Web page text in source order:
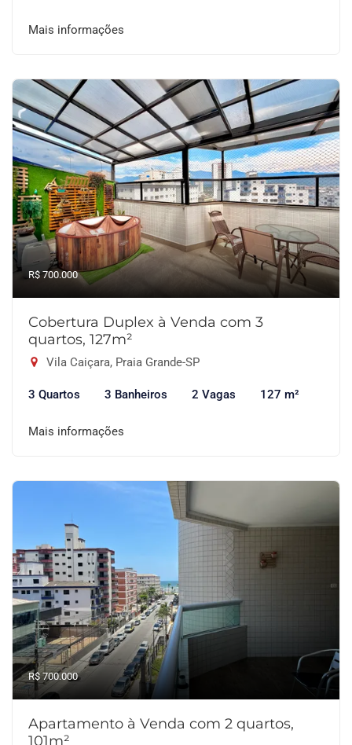
Mais informações
R$ 700.000
Cobertura Duplex à Venda com 3
quartos, 127m²
Vila Caiçara, Praia Grande-SP
3 Quartos 3 Banheiros 2 Vagas 127 m²
Mais informações
R$ 700.000
Apartamento à Venda com 2 quartos,
101m²